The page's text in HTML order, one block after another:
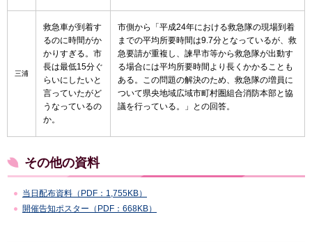
三浦
救急車が到着す
るのに時間がか
かりすぎる。市
長は最低15分ぐ
らいにしたいと
言っていたがど
うなっているの
か。
市側から「平成24年における救急隊の現場到着
までの平均所要時間は9.7分となっているが、救
急要請が重複し、諫早市等から救急隊が出動す
る場合には平均所要時間より長くかかることも
ある。この問題の解決のため、救急隊の増員に
ついて県央地域広域市町村圏組合消防本部と協
議を行っている。」との回答。
その他の資料
当日配布資料（PDF：1,755KB）
開催告知ポスター（PDF：668KB）